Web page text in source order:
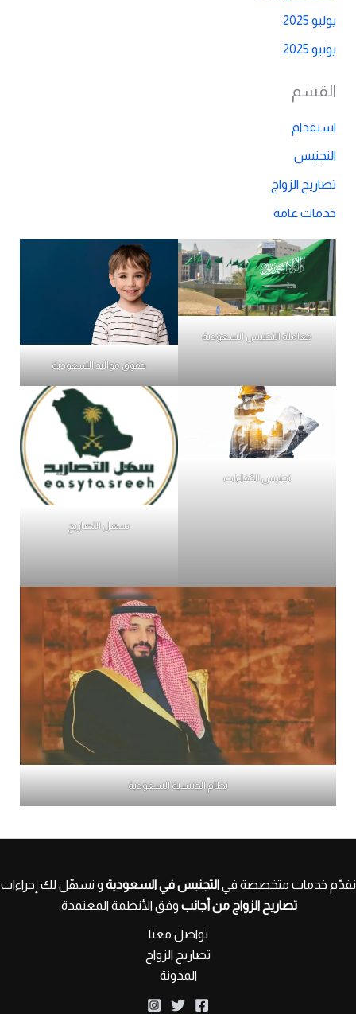
يوليو 2025
يونيو 2025
القسم
استقدام
التجنيس
تصاريح الزواج
خدمات عامة
معاملة التجنيس السعودية
حقوق مواليد السعودية
تجنيس الكفاءات
سهل التصاريح
نظام الجنسية السعودية
نقدّم خدمات متخصصة فيالتجنيس في السعودية و نسهّل لك إجراءات
تصاريح الزواج من أجانب وفق الأنظمة المعتمدة.
تواصل معنا
تصاريح الزواج
المدونة